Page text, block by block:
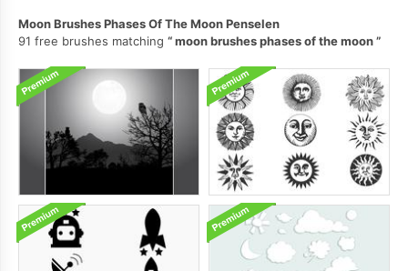
Moon Brushes Phases Of The Moon Penselen
91 free brushes matching
moon brushes phases of the moon